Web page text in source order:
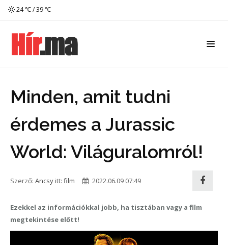
24 ℃ / 39 ℃
Minden, amit tudni
érdemes a Jurassic
World: Világuralomról!
Szerző: Ancsy itt: film 2022.06.09 07:49
Ezekkel az információkkal jobb, ha tisztában vagy a film
megtekintése előtt!